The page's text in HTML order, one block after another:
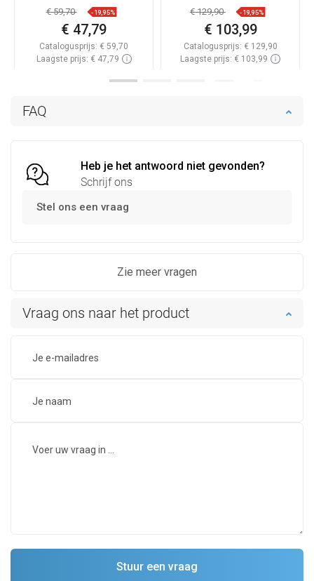
FAQ
Heb je het antwoord niet gevonden?
Schrijf ons
Stel ons een vraag
Zie meer vragen
Vraag ons naar het product
€ 59,70 -19,95%
€ 47,79
Catalogusprijs: € 59,70
Laagste prijs: € 47,79
€ 129,90 -19,95%
€ 103,99
Catalogusprijs: € 129,90
Laagste prijs: € 103,99